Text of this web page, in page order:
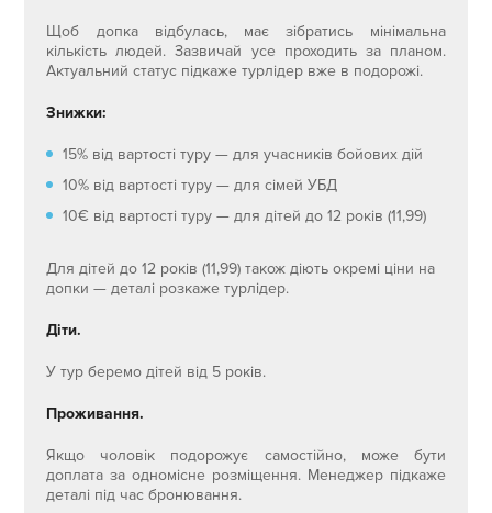
Щоб допка відбулась, має зібратись мінімальна
кількість людей. Зазвичай усе проходить за планом.
Актуальний статус підкаже турлідер вже в подорожі.
Знижки:
15% від вартості туру — для учасників бойових дій
10% від вартості туру — для сімей УБД
10€ від вартості туру — для дітей до 12 років (11,99)
Для дітей до 12 років (11,99) також діють окремі ціни на
допки — деталі розкаже турлідер.
Діти.
У тур беремо дітей від 5 років.
Проживання.
Якщо чоловік подорожує самостійно, може бути
доплата за одномісне розміщення. Менеджер підкаже
деталі під час бронювання.